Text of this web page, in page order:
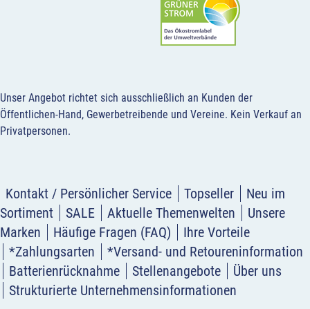
Unser Angebot richtet sich ausschließlich an Kunden der
Öffentlichen-Hand, Gewerbetreibende und Vereine. Kein Verkauf an
Privatpersonen.
Kontakt / Persönlicher Service Topseller
Neu im
Sortiment
SALE Aktuelle Themenwelten
Unsere
Marken
Häufige Fragen (FAQ)
Ihre Vorteile
*Zahlungsarten
*Versand- und Retoureninformation
Batterienrücknahme
Stellenangebote
Über uns
Strukturierte Unternehmensinformationen